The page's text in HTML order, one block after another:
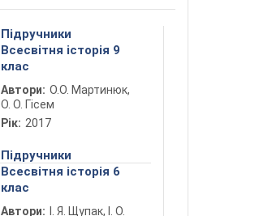
Підручники
Всесвітня історія 9
клас
Автори: О.О. Мартинюк,
О. О. Гісем
Рік: 2017
Підручники
Всесвітня історія 6
клас
Автори:
І. Я. Щупак, І. О.